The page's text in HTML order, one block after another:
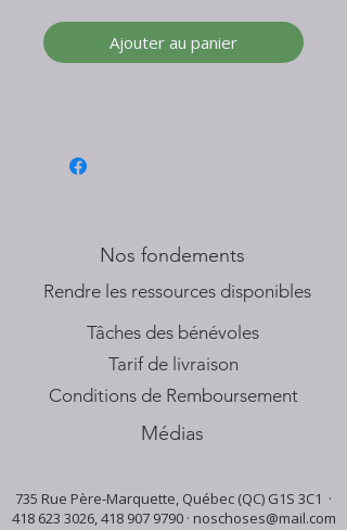
Ajouter au panier
Nos fondements
​Rendre les ressources disponibles
Tâches des bénévoles
Tarif de livraison
Conditions de Remboursement
Médias
735 Rue Père-Marquette, Québec (QC) G1S 3C1 ·
418 623 3026,418 907 9790· noschoses@mail.com